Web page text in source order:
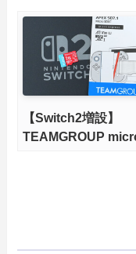
輝度も発揮！
【Switch2増設】
TEAMGROUP